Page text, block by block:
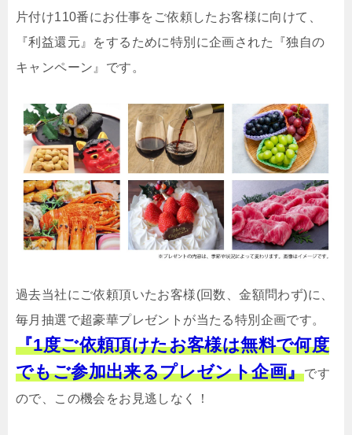
片付け110番にお仕事をご依頼したお客様に向けて、
『利益還元』をするために特別に企画された『独自の
キャンペーン』です。
過去当社にご依頼頂いたお客様(回数、金額問わず)に、
毎月抽選で超豪華プレゼントが当たる特別企画です。
『1度ご依頼頂けたお客様は無料で何度
でもご参加出来るプレゼント企画』です
ので、この機会をお見逃しなく！